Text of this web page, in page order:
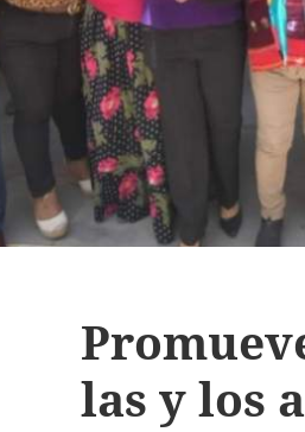
las y los